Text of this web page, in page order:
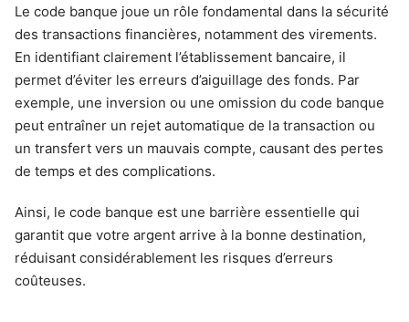
Le code banque joue un rôle fondamental dans la sécurité
des transactions financières, notamment des virements.
En identifiant clairement l’établissement bancaire, il
permet d’éviter les erreurs d’aiguillage des fonds. Par
exemple, une inversion ou une omission du code banque
peut entraîner un rejet automatique de la transaction ou
un transfert vers un mauvais compte, causant des pertes
de temps et des complications.
Ainsi, le code banque est une barrière essentielle qui
garantit que votre argent arrive à la bonne destination,
réduisant considérablement les risques d’erreurs
coûteuses.